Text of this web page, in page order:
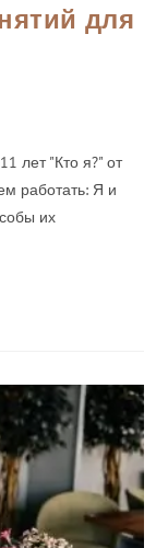
для
лет "Кто я?" от
работать: Я и
их